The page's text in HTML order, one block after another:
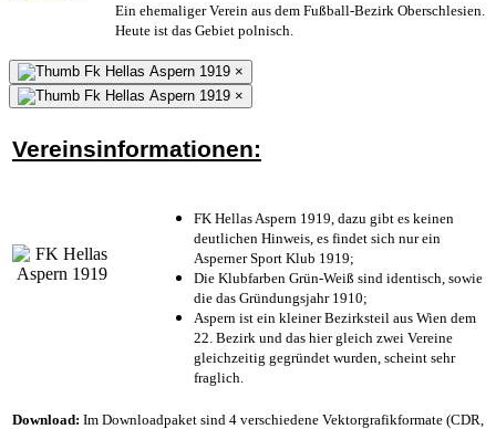
Ein ehemaliger Verein aus dem Fußball-Bezirk Oberschlesien.
Heute ist das Gebiet polnisch.
×
×
Vereinsinformationen:
FK Hellas Aspern 1919, dazu gibt es keinen
deutlichen Hinweis, es findet sich nur ein
Asperner Sport Klub 1919;
Die Klubfarben Grün-Weiß sind identisch, sowie
die das Gründungsjahr 1910;
Aspern ist ein kleiner Bezirksteil aus Wien dem
22. Bezirk und das hier gleich zwei Vereine
gleichzeitig gegründet wurden, scheint sehr
fraglich.
Download: Im Downloadpaket sind 4 verschiedene Vektorgrafikformate (CDR,